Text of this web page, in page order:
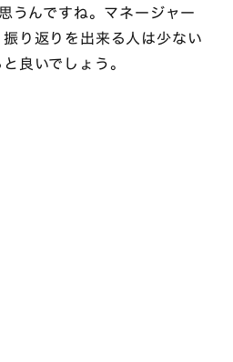
うんですね。マネージャー
り返りを出来る人は少ない
良いでしょう。